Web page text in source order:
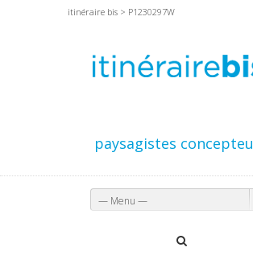
itinéraire bis > P1230297W
paysagistes
— Menu —